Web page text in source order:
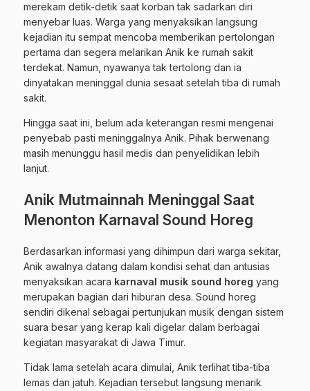
merekam detik-detik saat korban tak sadarkan diri
menyebar luas. Warga yang menyaksikan langsung
kejadian itu sempat mencoba memberikan pertolongan
pertama dan segera melarikan Anik ke rumah sakit
terdekat. Namun, nyawanya tak tertolong dan ia
dinyatakan meninggal dunia sesaat setelah tiba di rumah
sakit.
Hingga saat ini, belum ada keterangan resmi mengenai
penyebab pasti meninggalnya Anik. Pihak berwenang
masih menunggu hasil medis dan penyelidikan lebih
lanjut.
Anik Mutmainnah Meninggal Saat
Menonton Karnaval Sound Horeg
Berdasarkan informasi yang dihimpun dari warga sekitar,
Anik awalnya datang dalam kondisi sehat dan antusias
menyaksikan acara karnaval musik sound horeg yang
merupakan bagian dari hiburan desa. Sound horeg
sendiri dikenal sebagai pertunjukan musik dengan sistem
suara besar yang kerap kali digelar dalam berbagai
kegiatan masyarakat di Jawa Timur.
Tidak lama setelah acara dimulai, Anik terlihat tiba-tiba
lemas dan jatuh. Kejadian tersebut langsung menarik